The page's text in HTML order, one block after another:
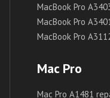
MacBook Pro
MacBook Pro
MacBook Pro
Mac Pro
Mac Pro A1481